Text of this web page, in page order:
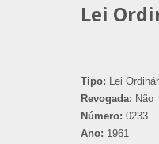
Lei
Tipo: Lei
Revogada: Não
Número: 0233
Ano: 1961